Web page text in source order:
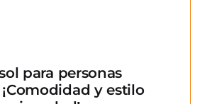
para personas
y estilo